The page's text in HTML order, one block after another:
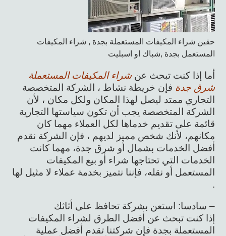
حقين شراء المكيفات المستعملة بجدة , شراء المكيفات
المستعمل بجدة ,شباك او اسبليت
أما إذا كنت تبحث عنشراء المكيفات المستعملة
شرق جدة فإن خريطة نشاط ، الشركة المتخصصة
التجاري ممتد ليصل لهذا المكان ولكل مكان ، لأن
الشركة المتخصصة يجب أن تكون سياستها التجارية
قائمة على تقديم خدماها لكل العملاء مهما كان
مكانهم، لأنك شخص مميز لديهم ، فإن الشركة نقدم
أفضل الخدمات بشمال أو شرق جدة، مهما كانت
الخدمات التي تحتاجها شراء أو بيع المكيفات
المستعمل أو نقله، فإننا نتميز بخدمة عملاء لا مثيل لها
.
– سادسا: استعن بشركة تحافظ على أثاثك
إذا كنت تبحث عن أفضل الطرق لشراء المكيفات
المستعملة بجدة فإن شركتنا تقدم أفضل عملية